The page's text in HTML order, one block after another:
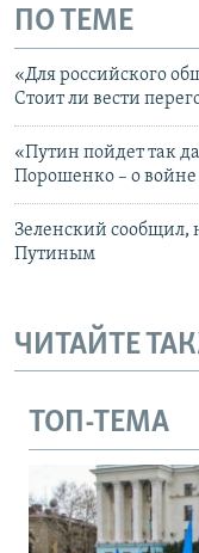
ПО ТЕМЕ
«Для российского
Стоит ли вести
«Путин пойдет так
Порошенко – о войне
Зеленский сообщил,
Путиным
ЧИТАЙТЕ
ТОП-ТЕМА